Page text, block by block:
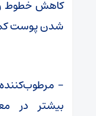
کاهش خطوط
شدن پوست
–
بیشتر در